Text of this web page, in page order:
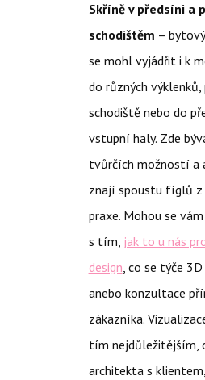
Skříně v předsíni a
schodištěm –
se mohl vyjádřit i k
do různých výklenků,
schodiště nebo do
vstupní haly. Zde
tvůrčích možností a
znají spoustu fíglů
praxe. Mohou se
s tím, jak to u nás
design, co se týče
anebo konzultace
zákazníka.
tím nejdůležitějším,
architekta s